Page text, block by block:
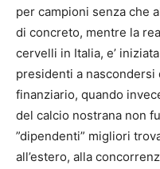
per campioni senza che
di concreto, mentre la
cervelli in Italia, e’
presidenti a
finanziario, quando
del calcio nostrana non
”dipendenti” migliori
all’estero, alla